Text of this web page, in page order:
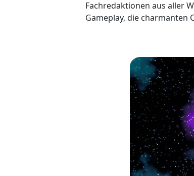
Fachredaktionen aus aller
Gameplay, die charmanten